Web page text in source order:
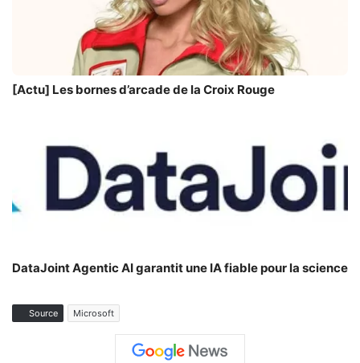
[Actu] Les bornes d’arcade de la Croix Rouge
DataJoint Agentic AI garantit une IA fiable pour la science
Source Microsoft